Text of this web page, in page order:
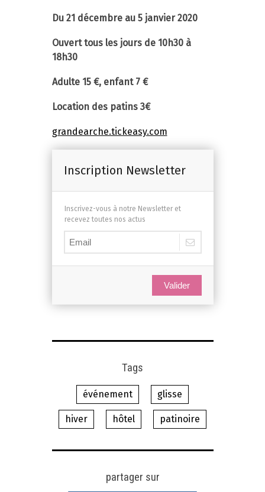
Du 21 décembre au 5 janvier 2020
Ouvert tous les jours de 10h30 à
18h30
Adulte 15 €, enfant 7 €
Location des patins 3€
grandearche.tickeasy.com
Inscription Newsletter
Inscrivez-vous à notre Newsletter et
recevez toutes nos actus
Valider
Tags
événement glisse
hiver hôtel patinoire
partager sur